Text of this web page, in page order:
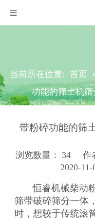
当前所在位置: 首页
功能的筛土机筛
带粉碎功能的筛
浏览数量： 34 作
2020-
恒睿机械柴动
筛带破碎筛分一体
时，想较于传统滚